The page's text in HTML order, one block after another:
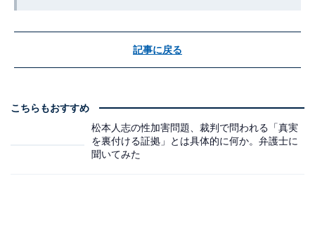
記事に戻る
こちらもおすすめ
松本人志の性加害問題、裁判で問われる「真実
を裏付ける証拠」とは具体的に何か。弁護士に
聞いてみた